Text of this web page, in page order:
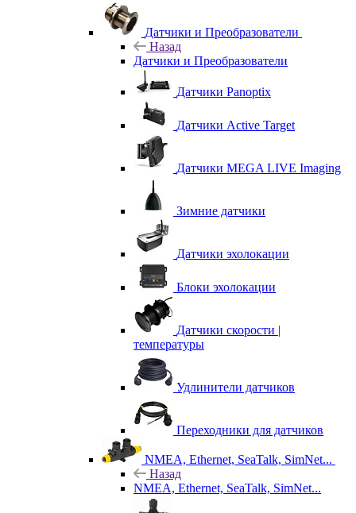
Датчики и Преобразователи
Назад
Датчики и Преобразователи
Датчики Panoptix
Датчики Active Target
Датчики MEGA LIVE Imaging
Зимние датчики
Датчики эхолокации
Блоки эхолокации
Датчики скорости |
температуры
Удлинители датчиков
Переходники для датчиков
NMEA, Ethernet, SeaTalk, SimNet...
Назад
NMEA, Ethernet, SeaTalk, SimNet...